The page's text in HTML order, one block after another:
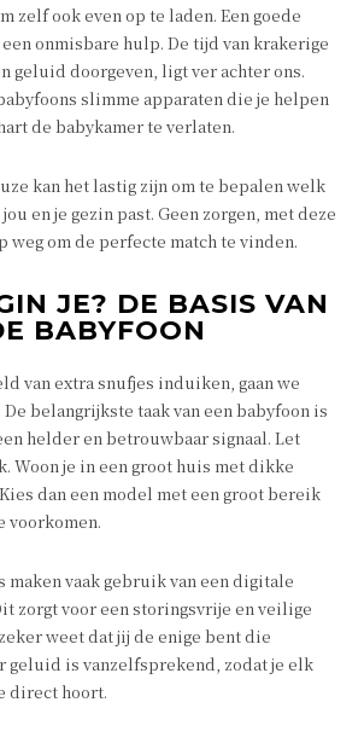
zelf ook even op te laden. Een goede
onmisbare hulp. De tijd van krakerige
geluid doorgeven, ligt ver achter ons.
slimme apparaten die je helpen
de babykamer te verlaten.
kan het lastig zijn om te bepalen welk
en je gezin past. Geen zorgen, met deze
weg om de perfecte match te vinden.
JE? DE BASIS VAN
BABYFOON
van extra snufjes induiken, gaan we
belangrijkste taak van een babyfoon is
helder en betrouwbaar signaal. Let
Woon je in een groot huis met dikke
dan een model met een groot bereik
voorkomen.
maken vaak gebruik van een digitale
zorgt voor een storingsvrije en veilige
weet dat jij de enige bent die
is vanzelfsprekend, zodat je elk
direct hoort.